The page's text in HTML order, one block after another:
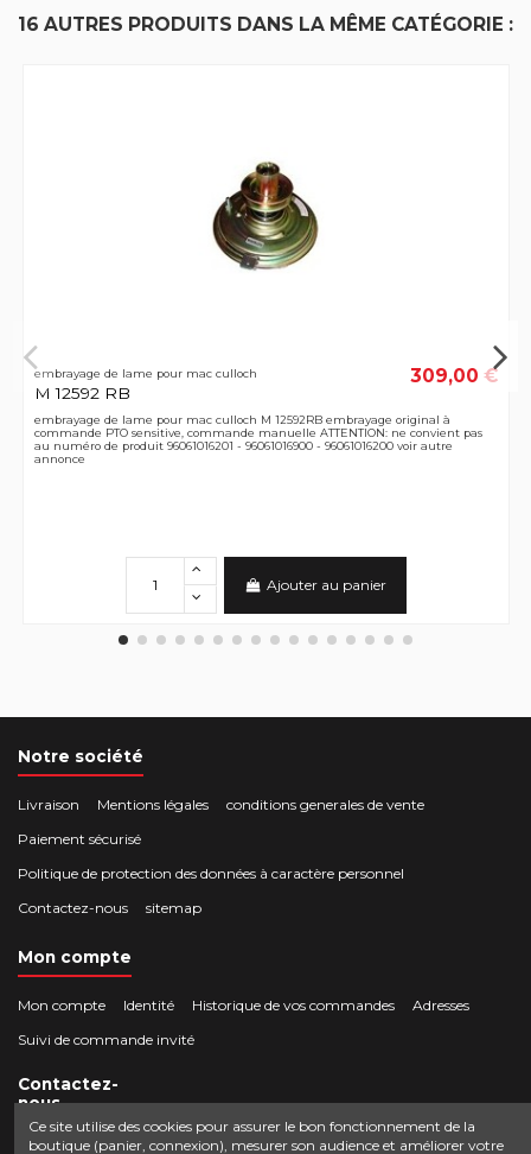
16 AUTRES PRODUITS DANS LA MÊME CATÉGORIE :
embrayage de lame pour mac culloch
M 12592 RB
309,00 €
embrayage de lame pour mac culloch M 12592RB embrayage original à
commande PTO sensitive, commande manuelle ATTENTION: ne convient pas
au numéro de produit 96061016201 - 96061016900 - 96061016200 voir autre
annonce
Ajouter au panier
Notre société
Livraison Mentions légales
conditions generales de vente
Paiement sécurisé
Politique de protection des données à caractère personnel
Contactez-nous
sitemap
Mon compte
Mon compte Identité Historique de vos commandes
Adresses
Suivi de commande invité
Contactez-
nous
Crocbois-motoculture.com
Ce site utilise des cookies pour assurer le bon fonctionnement de la
boutique (panier, connexion), mesurer son audience et améliorer votre